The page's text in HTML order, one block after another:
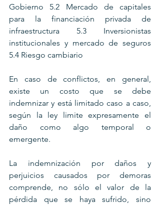
Gobierno 5.2 Mercado de capitales
para la financiación privada de
infraestructura 5.3 Inversionistas
institucionales y mercado de seguros
5.4 Riesgo cambiario
En caso de conflictos, en general,
existe un costo que se debe
indemnizar y está limitado caso a caso,
según la ley limite expresamente el
daño como algo temporal o
emergente.
La indemnización por daños y
perjuicios causados por demoras
comprende, no sólo el valor de la
pérdida que se haya sufrido, sino